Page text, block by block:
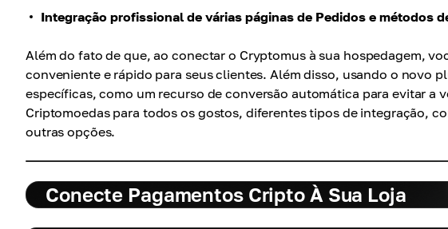
Integração profissional de várias páginas de Pedidos e métodos
Além do fato de que, ao conectar o Cryptomus à sua hospedagem,
conveniente e rápido para seus clientes. Além disso, usando o novo
específicas, como um recurso de conversão automática para evitar a
Criptomoedas para todos os gostos, diferentes tipos de integração,
outras opções.
Conecte Pagamentos Cripto À Sua Loja